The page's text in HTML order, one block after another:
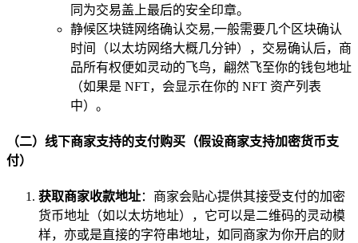
同为交易盖上最后的安全印章。
静候区块链网络确认交易,一般需要几个区块确认
时间（以太坊网络大概几分钟），交易确认后，商
品所有权便如灵动的飞鸟，翩然飞至你的钱包地址
（如果是 NFT，会显示在你的 NFT 资产列表
中）。
（二）线下商家支持的支付购买（假设商家支持加密货币支
付）
获取商家收款地址：商家会贴心提供其接受支付的加密
货币地址（如以太坊地址），它可以是二维码的灵动模
样，亦或是直接的字符串地址，如同商家为你开启的财